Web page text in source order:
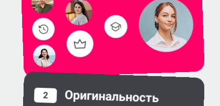
2 Оригинальность